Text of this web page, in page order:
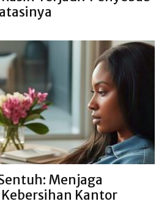
Menjaga
Kantor